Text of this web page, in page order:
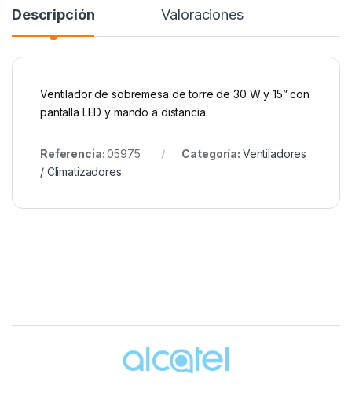
Descripción Valoraciones
Ventilador de sobremesa de torre de 30 W y 15” con
pantalla LED y mando a distancia.
Referencia:05975 Categoría: Ventiladores
/ Climatizadores